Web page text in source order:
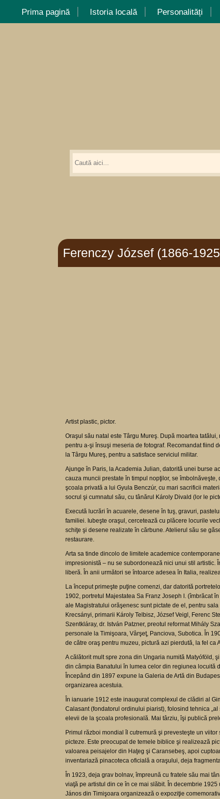
Prima pagină Istoria locală Personalități
Ferenczy József (1866-
Artist plastic, pictor.
Oraşul său natal este Târgu Mureş. După moartea
pentru a-şi însuşi meseria de fotograf. Recomandat fiind
la Târgu Mureş, pentru a satisface serviciul militar.
Ajunge în Paris, la Academia Julian, datorită unei burse
cauza muncii prestate în timpul nopţilor, se
şcoala privată a lui Gyula Benczúr, cu mari sacrificii
socrul şi cumnatul său, cu tânărul Károly Divald (lor le
Execută lucrări în acuarele, desene în tuş, gravuri,
familiei. Iubeşte oraşul, cercetează cu plăcere locurile
schiţe şi desene realizate în cărbune. Atelierul său se
restaurare.
Arta sa tinde dincolo de limitele academice
impresionistă – nu se subordonează nici unui stil artistic.
liberă. În anii următori se întoarce adesea în Italia,
La început primeşte puţine comenzi, dar datorită
1902, portretul Majestatea Sa Franz Joseph I. (îmbrăcat
ale Magistratului orăşenesc sunt pictate de el, pentru
Krecsányi, primarii Károly Telbisz, József Veigl, Ferenc
Szentkláray, dr. István Patzner, preotul reformat Mihály
personale la Timişoara, Vârşeţ, Panciova, Subotica. În
de către oraş pentru muzeu, pictură azi pierdută, la fel ca
A călătorit mult spre zona din Ungaria numită Matyóföld,
din câmpia Banatului în lumea celor din regiunea locuită
Începând din 1897 expune la Galeria de Artă din
organizarea acestuia.
În ianuarie 1912 este inaugurat complexul de clădiri al
Calasant (fondatorul ordinului piarist), folosind tehnica
elevii de la şcoala profesională. Mai târziu, îşi publică
Primul război mondial îl cutremură şi prevesteşte un
picteze. Este preocupat de temele biblice şi realizează
valoarea peisajelor din Haţeg şi Caransebeş, apoi
inventariază pinacoteca oficială a oraşului, deja
În 1923, deja grav bolnav, împreună cu fratele său mai
viaţă pe artistul din ce în ce mai slăbit. În decembrie
János din Timişoara organizează o expoziţie